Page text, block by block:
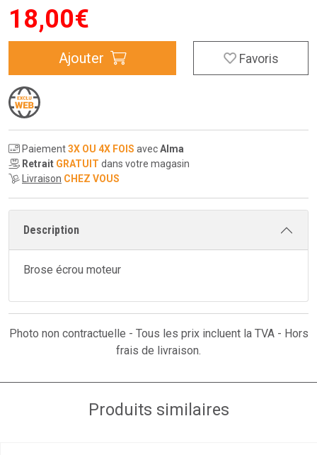
18,00€
Ajouter Favoris
Paiement3X OU 4X FOIS avecAlma
Retrait GRATUIT dans votre magasin
Livraison CHEZ VOUS
Description
Brose écrou moteur
Photo non contractuelle - Tous les prix incluent la TVA - Hors
frais de livraison.
Produits similaires